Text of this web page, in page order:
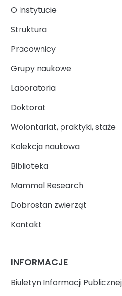
O Instytucie
Struktura
Pracownicy
Grupy naukowe
Laboratoria
Doktorat
Wolontariat, praktyki, staże
Kolekcja naukowa
Biblioteka
Mammal Research
Dobrostan zwierząt
Kontakt
INFORMACJE
Biuletyn Informacji Publicznej